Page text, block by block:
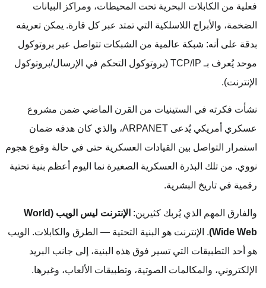
فعلية من الكابلات البحرية تحت المحيطات، ومراكز البيانات
الضخمة، والأبراج اللاسلكية التي تمتد عبر كل قارة. يمكن تعريفه
بدقة على أنه: شبكة عالمية من الشبكات تتواصل عبر بروتوكول
موحد يُعرف بـ TCP/IP (بروتوكول التحكم في الإرسال/بروتوكول
الإنترنت).
نشأت فكرته في الستينيات من القرن الماضي ضمن مشروع
عسكري أمريكي يُدعى ARPANET، والذي كان هدفه ضمان
استمرار التواصل بين القيادات العسكرية حتى في حالة وقوع هجوم
نووي. من تلك البذرة العسكرية الصغيرة نما اليوم أعظم بنية تحتية
رقمية في تاريخ البشرية.
والفارق المهم الذي يُربك كثيرين:
الإنترنت ليس الويب (World
Wide Web) . الإنترنت هو البنية التحتية — الطرق والكابلات. الويب
هو أحد التطبيقات التي تسير فوق هذه البنية، إلى جانب البريد
الإلكتروني، والمكالمات الصوتية، وتطبيقات الألعاب، وغيرها.